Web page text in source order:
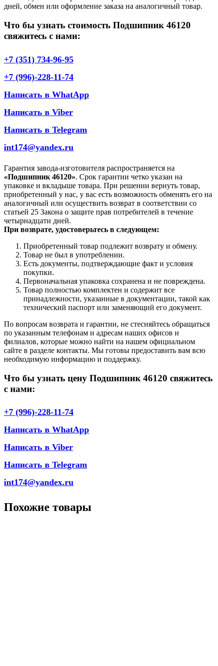
дней, обмен или оформление заказа на аналогичный товар.
Что бы узнать стоимость Подшипник 46120
свяжитесь с нами:
+7 (351) 734-96-95
+7 (996)-228-11-74
Написать в WhatApp
Написать в Viber
Написать в Telegram
int174@yandex.ru
Гарантия завода-изготовителя распространяется на
«Подшипник 46120». Срок гарантии четко указан на
упаковке и вкладыше товара. При решении вернуть товар,
приобретенный у нас, у вас есть возможность обменять его на
аналогичный или осуществить возврат в соответствии со
статьей 25 Закона о защите прав потребителей в течение
четырнадцати дней.
При возврате, удостоверьтесь в следующем:
Приобретенный товар подлежит возврату и обмену.
Товар не был в употреблении.
Есть документы, подтверждающие факт и условия
покупки.
Первоначальная упаковка сохранена и не повреждена.
Товар полностью комплектен и содержит все
принадлежности, указанные в документации, такой как
технический паспорт или заменяющий его документ.
По вопросам возврата и гарантии, не стесняйтесь обращаться
по указанным телефонам и адресам наших офисов и
филиалов, которые можно найти на нашем официальном
сайте в разделе контакты. Мы готовы предоставить вам всю
необходимую информацию и поддержку.
Что бы узнать цену Подшипник 46120 свяжитесь
с нами:
+7 (996)-228-11-74
Написать в WhatApp
Написать в Viber
Написать в Telegram
int174@yandex.ru
Похожие товары